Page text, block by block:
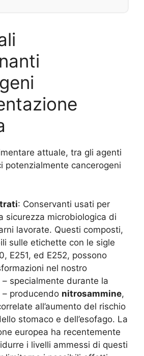
attuale, tra gli agenti
potenzialmente cancerogeni
: Conservanti usati per
sicurezza microbiologica di
lavorate. Questi composti,
sulle etichette con le sigle
E251, ed E252, possono
nel nostro
– specialmente durante la
producendo nitrosammine,
all’aumento del rischio
stomaco e dell’esofago. La
europea ha recentemente
i livelli ammessi di questi